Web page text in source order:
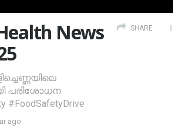
News
പരിശോധന
#FoodSafetyDrive
ago
SHARE